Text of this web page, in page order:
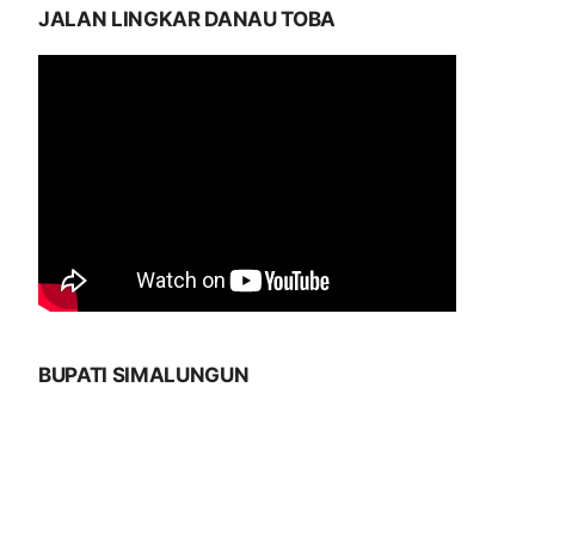
JALAN LINGKAR DANAU TOBA
BUPATI SIMALUNGUN